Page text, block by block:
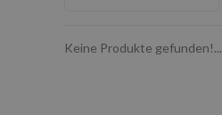
Keine Produkte gefunden!...